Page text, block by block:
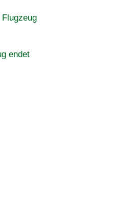
endet